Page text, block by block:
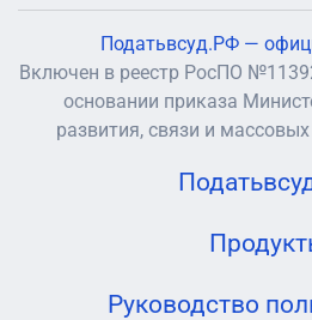
Податьвсуд.РФ —
Включен в реестр РосПО
основании приказа
развития, связи и
Руководство